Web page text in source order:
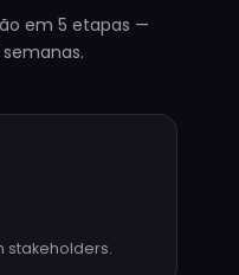
em 5 etapas —
stakeholders.